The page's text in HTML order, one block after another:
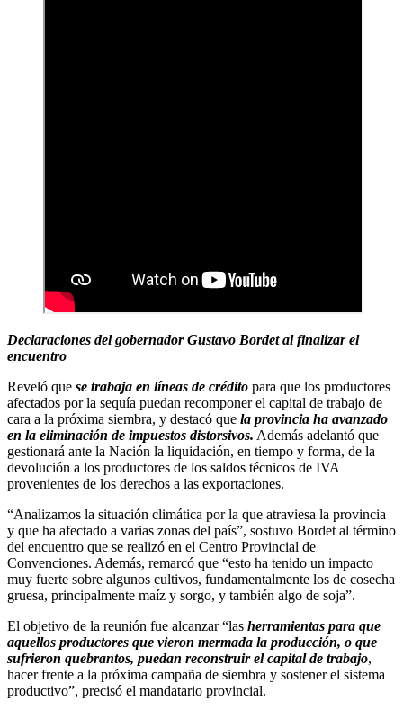
Declaraciones del gobernador Gustavo Bordet al finalizar el
encuentro
Reveló que se trabaja en líneas de crédito para que los productores
afectados por la sequía puedan recomponer el capital de trabajo de
cara a la próxima siembra, y destacó que la provincia ha avanzado
en la eliminación de impuestos distorsivos. Además adelantó que
gestionará ante la Nación la liquidación, en tiempo y forma, de la
devolución a los productores de los saldos técnicos de IVA
provenientes de los derechos a las exportaciones.
“Analizamos la situación climática por la que atraviesa la provincia
y que ha afectado a varias zonas del país”, sostuvo Bordet al término
del encuentro que se realizó en el Centro Provincial de
Convenciones. Además, remarcó que “esto ha tenido un impacto
muy fuerte sobre algunos cultivos, fundamentalmente los de cosecha
gruesa, principalmente maíz y sorgo, y también algo de soja”.
El objetivo de la reunión fue alcanzar “las herramientas para que
aquellos productores que vieron mermada la producción, o que
sufrieron quebrantos, puedan reconstruir el capital de trabajo,
hacer frente a la próxima campaña de siembra y sostener el sistema
productivo”, precisó el mandatario provincial.